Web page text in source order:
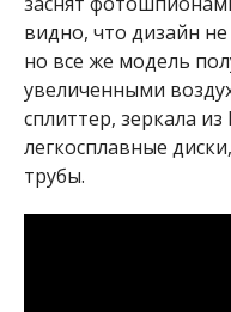
видно, что дизайн
но все же модель
увеличенными
сплиттер, зеркала
легкосплавные
трубы.